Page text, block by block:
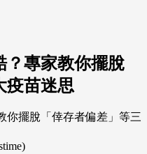
？專家教你擺脫
疫苗迷思